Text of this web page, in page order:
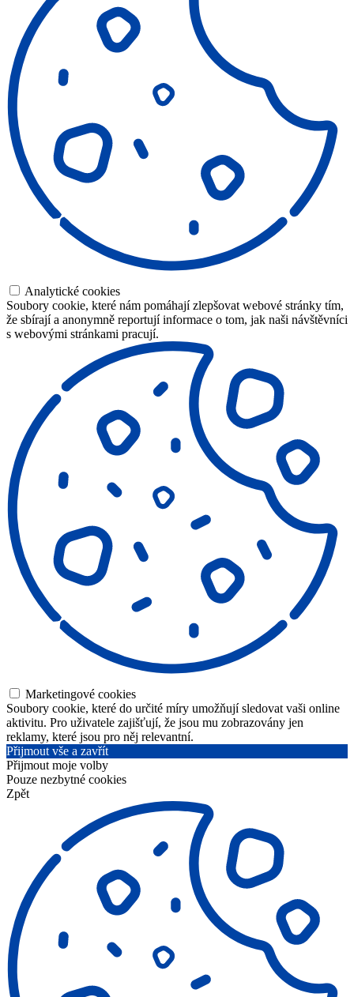
Analytické cookies
Soubory cookie, které nám pomáhají zlepšovat webové stránky tím,
že sbírají a anonymně reportují informace o tom, jak naši návštěvníci
s webovými stránkami pracují.
Marketingové cookies
Soubory cookie, které do určité míry umožňují sledovat vaši online
aktivitu. Pro uživatele zajišťují, že jsou mu zobrazovány jen
reklamy, které jsou pro něj relevantní.
Přijmout vše a zavřít
Přijmout moje volby
Pouze nezbytné cookies
Zpět